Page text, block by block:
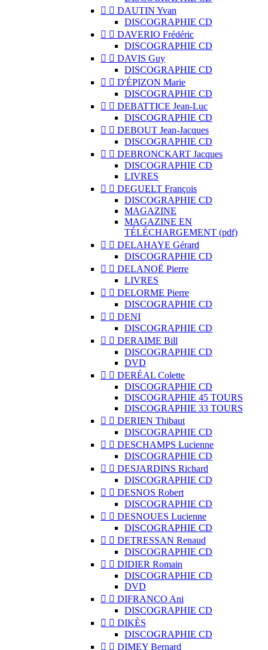
  DAUTIN Yvan
DISCOGRAPHIE CD
  DAVERIO Frédéric
DISCOGRAPHIE CD
  DAVIS Guy
DISCOGRAPHIE CD
  D'ÉPIZON Marie
DISCOGRAPHIE CD
  DEBATTICE Jean-Luc
DISCOGRAPHIE CD
  DEBOUT Jean-Jacques
DISCOGRAPHIE CD
  DEBRONCKART Jacques
DISCOGRAPHIE CD
LIVRES
  DEGUELT François
DISCOGRAPHIE CD
MAGAZINE
MAGAZINE EN
TÉLÉCHARGEMENT (pdf)
  DELAHAYE Gérard
DISCOGRAPHIE CD
  DELANOË Pierre
LIVRES
  DELORME Pierre
DISCOGRAPHIE CD
  DENI
DISCOGRAPHIE CD
  DERAIME Bill
DISCOGRAPHIE CD
DVD
  DERÉAL Colette
DISCOGRAPHIE CD
DISCOGRAPHIE 45 TOURS
DISCOGRAPHIE 33 TOURS
  DERIEN Thibaut
DISCOGRAPHIE CD
  DESCHAMPS Lucienne
DISCOGRAPHIE CD
  DESJARDINS Richard
DISCOGRAPHIE CD
  DESNOS Robert
DISCOGRAPHIE CD
  DESNOUES Lucienne
DISCOGRAPHIE CD
  DETRESSAN Renaud
DISCOGRAPHIE CD
  DIDIER Romain
DISCOGRAPHIE CD
DVD
  DIFRANCO Ani
DISCOGRAPHIE CD
  DIKÈS
DISCOGRAPHIE CD
  DIMEY Bernard